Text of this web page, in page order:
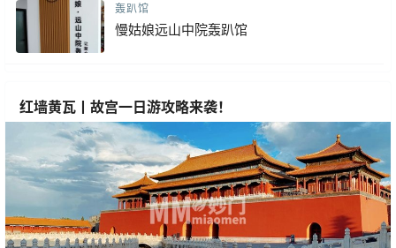
轰趴馆
慢姑娘远山中院轰趴馆
红墙黄瓦丨故宫一日游攻略来袭！